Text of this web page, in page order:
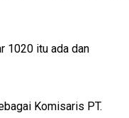
1020 itu ada dan
Komisaris PT.